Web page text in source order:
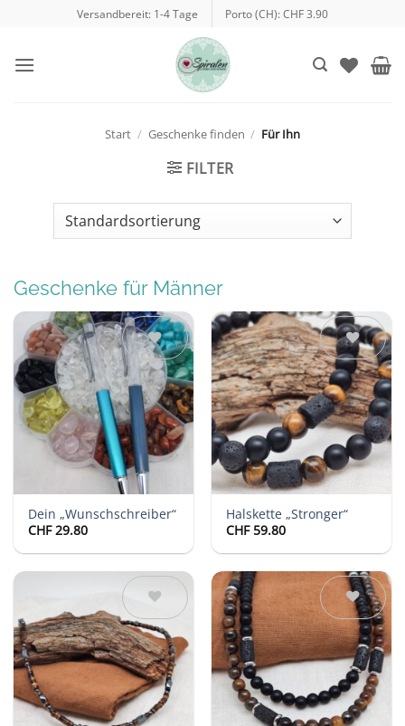
springen
Versandbereit: 1-4 Tage Porto (CH): CHF 3.90
Start / Geschenke finden / Für Ihn
FILTER
Geschenke für Männer
Auf die
Wunschliste
Dein „Wunschschreiber“
CHF29.80
Auf die
Wunschliste
Halskette „Stronger“
CHF59.80
Auf die
Wunschliste
Auf die
Wunschliste